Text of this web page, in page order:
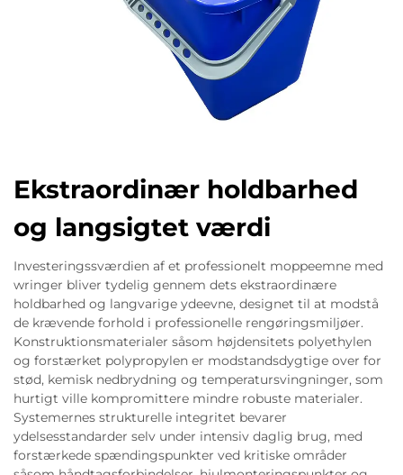
Ekstraordinær holdbarhed
og langsigtet værdi
Investeringssværdien af et professionelt moppeemne med
wringer bliver tydelig gennem dets ekstraordinære
holdbarhed og langvarige ydeevne, designet til at modstå
de krævende forhold i professionelle rengøringsmiljøer.
Konstruktionsmaterialer såsom højdensitets polyethylen
og forstærket polypropylen er modstandsdygtige over for
stød, kemisk nedbrydning og temperatursvingninger, som
hurtigt ville kompromittere mindre robuste materialer.
Systemernes strukturelle integritet bevarer
ydelsesstandarder selv under intensiv daglig brug, med
forstærkede spændingspunkter ved kritiske områder